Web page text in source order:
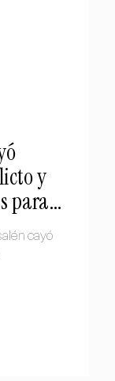
y
para
cayó